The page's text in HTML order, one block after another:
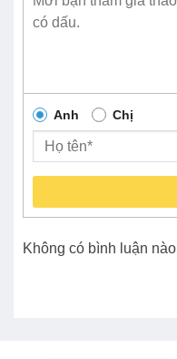
Anh Chị
Không có bình luận nào